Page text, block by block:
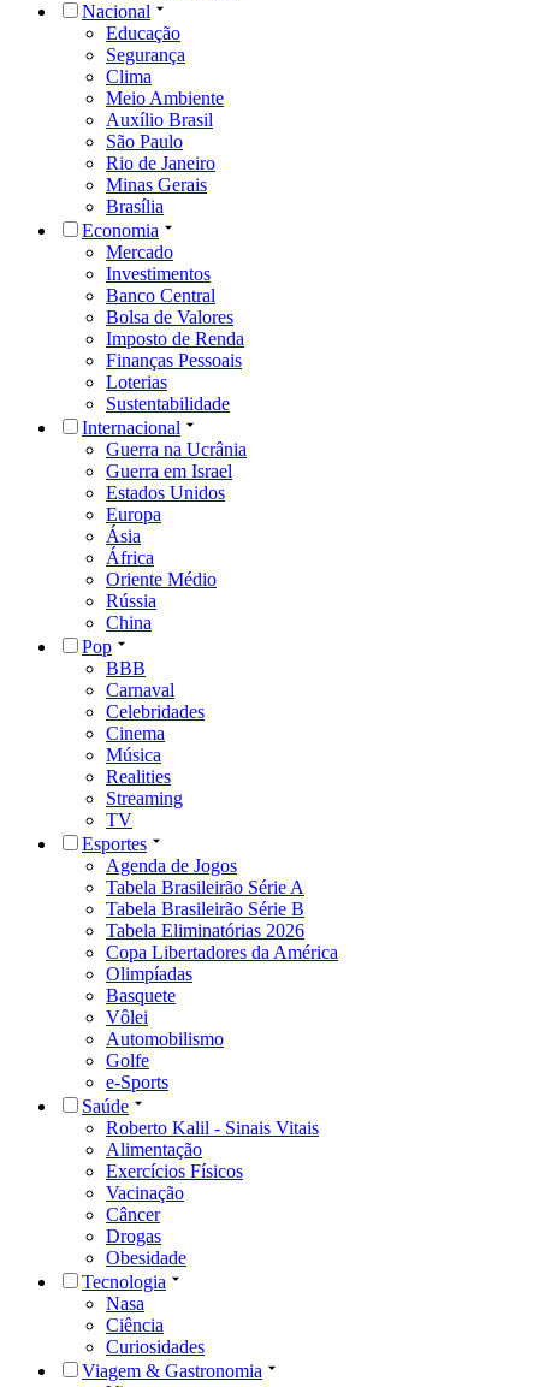
Nacional
Educação
Segurança
Clima
Meio Ambiente
Auxílio Brasil
São Paulo
Rio de Janeiro
Minas Gerais
Brasília
Economia
Mercado
Investimentos
Banco Central
Bolsa de Valores
Imposto de Renda
Finanças Pessoais
Loterias
Sustentabilidade
Internacional
Guerra na Ucrânia
Guerra em Israel
Estados Unidos
Europa
Ásia
África
Oriente Médio
Rússia
China
Pop
BBB
Carnaval
Celebridades
Cinema
Música
Realities
Streaming
TV
Esportes
Agenda de Jogos
Tabela Brasileirão Série A
Tabela Brasileirão Série B
Tabela Eliminatórias 2026
Copa Libertadores da América
Olimpíadas
Basquete
Vôlei
Automobilismo
Golfe
e-Sports
Saúde
Roberto Kalil - Sinais Vitais
Alimentação
Exercícios Físicos
Vacinação
Câncer
Drogas
Obesidade
Tecnologia
Nasa
Ciência
Curiosidades
Viagem & Gastronomia